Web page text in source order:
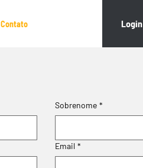
Contato Login
Sobrenome *
Email *